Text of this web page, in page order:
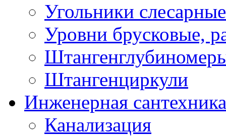
Угольники слесарные
Уровни брусковые,
Штангенциркули
Инженерная сантехника
Канализация